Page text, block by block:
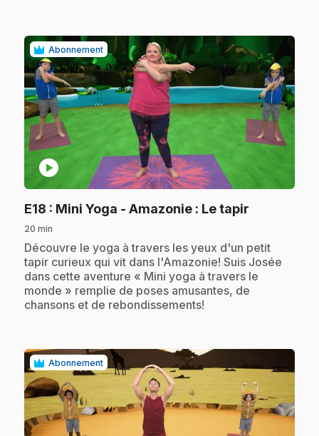
Abonnement
play_circle
E18 : Mini Yoga - Amazonie : Le tapir
20 min
.Découvre le yoga à travers les yeux d'un petit
tapir curieux qui vit dans l'Amazonie! Suis Josée
dans cette aventure « Mini yoga à travers le
monde » remplie de poses amusantes, de
chansons et de rebondissements!
Abonnement